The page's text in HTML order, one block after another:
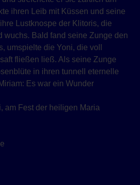
ihren Leib mit Küssen und seine
Lustknospe der Klitoris, die
wuchs. Bald fand seine Zunge den
umspielte die Yoni, die voll
fließen ließ. Als seine Zunge
in ihren tunnell eternelle
Es war ein Wunder
am Fest der heiligen Maria